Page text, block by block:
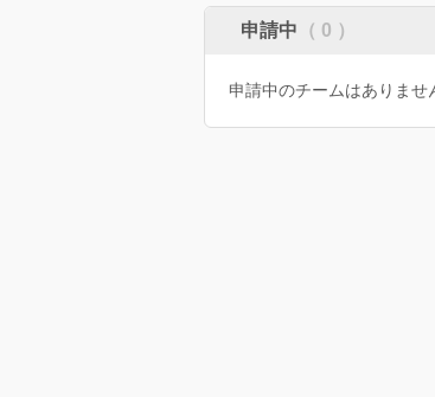
申請中 （ 0 ）
申請中のチームはありませ